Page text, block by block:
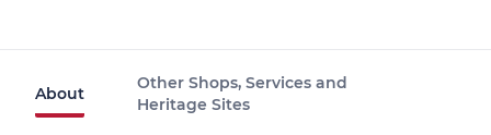
About
Other Shops, Services and
Heritage Sites